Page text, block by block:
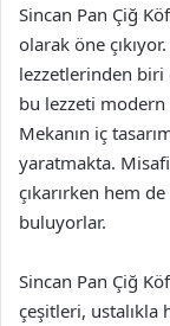
Sincan Pan Çiğ
olarak öne
lezzetlerinden biri
bu lezzeti
Mekanın iç
yaratmakta.
çıkarırken hem
buluyorlar.
Sincan Pan Çiğ
çeşitleri, ustalıkla